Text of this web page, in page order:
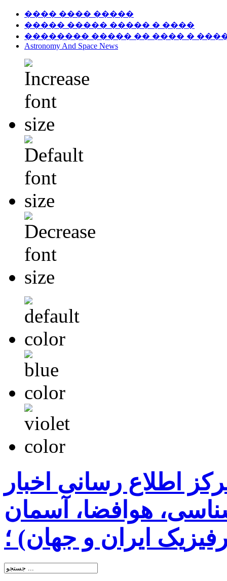
���� ���� �����
����� ����� ����� � ����
�������� ����� �� ���� �
Astronomy And Space News
اطلاع رسانی اخبار
هوافضا، آسمان
ایران و جهان) ؛